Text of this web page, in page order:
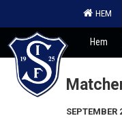
HEM
Hem
SEPTEMBER